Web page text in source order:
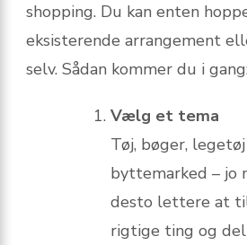
shopping. Du kan enten
eksisterende arrangement
selv. Sådan kommer du i
Vælg et tema
Tøj, bøger,
byttemarked – jo
desto lettere at
rigtige ting og